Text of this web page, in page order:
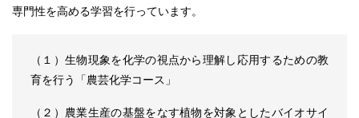
専門性を高める学習を行っています。
（１）生物現象を化学の視点から理解し応用するための教
育を行う「農芸化学コース」
（２）農業生産の基盤をなす植物を対象としたバイオサイ